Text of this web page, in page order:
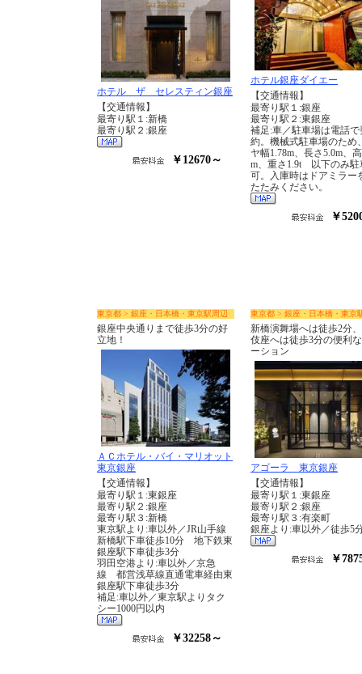
ホテル ザ セレスティン銀座
【交通情報】
最寄り駅１:新橋
最寄り駅２:銀座
￥12670～
ホテル銀座ダイエー
【交通情報】
最寄り駅１:銀座
最寄り駅２:東銀座
補足:車／駐車場は電話で
約。機械式駐車場のため
ヤ幅1.78m、長さ5.0m、
m、重さ1.9t 以下のみ駐
可。入庫時はドアミラー
たたみください。
￥
東京都 > 銀座・日本橋・東京駅周辺
銀座中央通りまで徒歩3分の好
立地！
ＡＣホテル・バイ・マリオット
東京銀座
【交通情報】
最寄り駅１:東銀座
最寄り駅２:銀座
最寄り駅３:新橋
東京駅より:車以外／JR山手線
新橋駅下車徒歩10分 地下鉄東
銀座駅下車徒歩3分
羽田空港より:車以外／京急
線 都営浅草線直通電車経由東
銀座駅下車徒歩3分
補足:車以外／東京駅よりタク
シー1000円以内
￥32258～
東京都 > 銀座・日本橋・東京
新橋演舞場へは徒歩2分
伎座へは徒歩3分の便利
ーション
アゴーラ 東京銀座
【交通情報】
最寄り駅１:東銀座
最寄り駅２:銀座
最寄り駅３:有楽町
銀座より:車以外／徒歩5
￥